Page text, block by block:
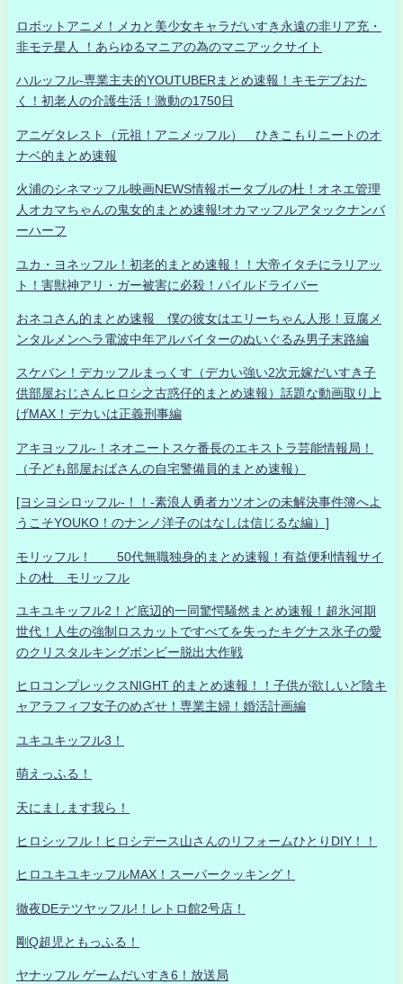
ロボットアニメ！メカと美少女キャラだいすき永遠の非リア充・
非モテ星人 ！あらゆるマニアの為のマニアックサイト
ハルッフル-専業主夫的YOUTUBERまとめ速報！キモデブおた
く！初老人の介護生活！激動の1750日
アニゲタレスト（元祖！アニメッフル） ひきこもりニートのオ
ナベ的まとめ速報
火浦のシネマッフル映画NEWS情報ポータブルの杜！オネエ管理
人オカマちゃんの鬼女的まとめ速報!オカマッフルアタックナンバ
ーハーフ
ユカ・ヨネッフル！初老的まとめ速報！！大帝イタチにラリアッ
ト！害獣神アリ・ガー被害に必殺！パイルドライバー
おネコさん的まとめ速報 僕の彼女はエリーちゃん人形！豆腐メ
ンタルメンヘラ電波中年アルバイターのぬいぐるみ男子末路編
スケバン！デカッフルまっくす（デカい強い2次元嫁だいすき子
供部屋おじさんヒロシ之古惑仔的まとめ速報）話題な動画取り上
げMAX！デカいは正義刑事編
アキヨッフル-！ネオニートスケ番長のエキストラ芸能情報局！
（子ども部屋おばさんの自宅警備員的まとめ速報）
[ヨシヨシロッフル-！！-素浪人勇者カツオンの未解決事件簿へよ
うこそYOUKO！のナンノ洋子のはなしは信じるな編）]
モリッフル！ 50代無職独身的まとめ速報！有益便利情報サイ
トの杜 モリッフル
ユキユキッフル2！ど底辺的一同驚愕騒然まとめ速報！超氷河期
世代！人生の強制ロスカットですべてを失ったキグナス氷子の愛
のクリスタルキングボンビー脱出大作戦
ヒロコンプレックスNIGHT 的まとめ速報！！子供が欲しいど陰キ
ャアラフィフ女子のめざせ！専業主婦！婚活計画編
ユキユキッフル3！
萌えっふる！
天にまします我ら！
ヒロシッフル！ヒロシデース山さんのリフォームひとりDIY！！
ヒロユキユキッフルMAX！スーパークッキング！
徹夜DEテツヤッフル!！レトロ館2号店！
剛Q超児ともっふる！
ヤナッフル ゲームだいすき6！放送局